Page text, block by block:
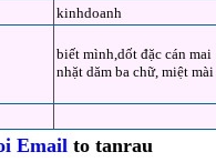
kinhdoanh
biết mình,dốt đặc cán mai
nhặt dăm ba chữ, miệt
Email to tanrau